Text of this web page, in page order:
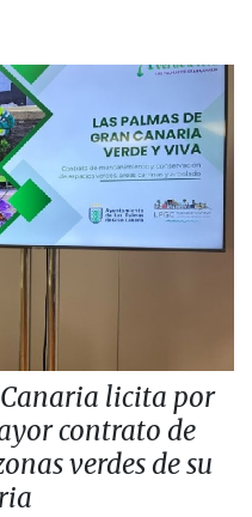
licita por
contrato de
verdes de su